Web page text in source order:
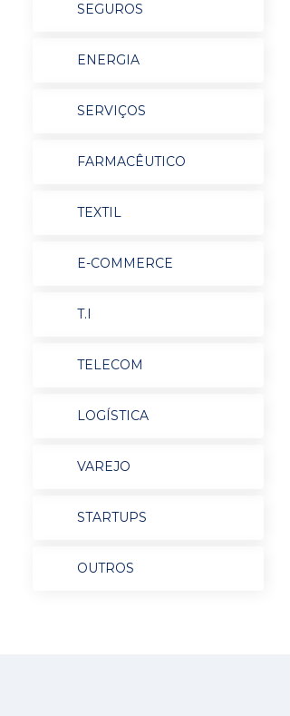
SEGUROS
ENERGIA
SERVIÇOS
FARMACÊUTICO
TEXTIL
E-COMMERCE
T.I
TELECOM
LOGÍSTICA
VAREJO
STARTUPS
OUTROS